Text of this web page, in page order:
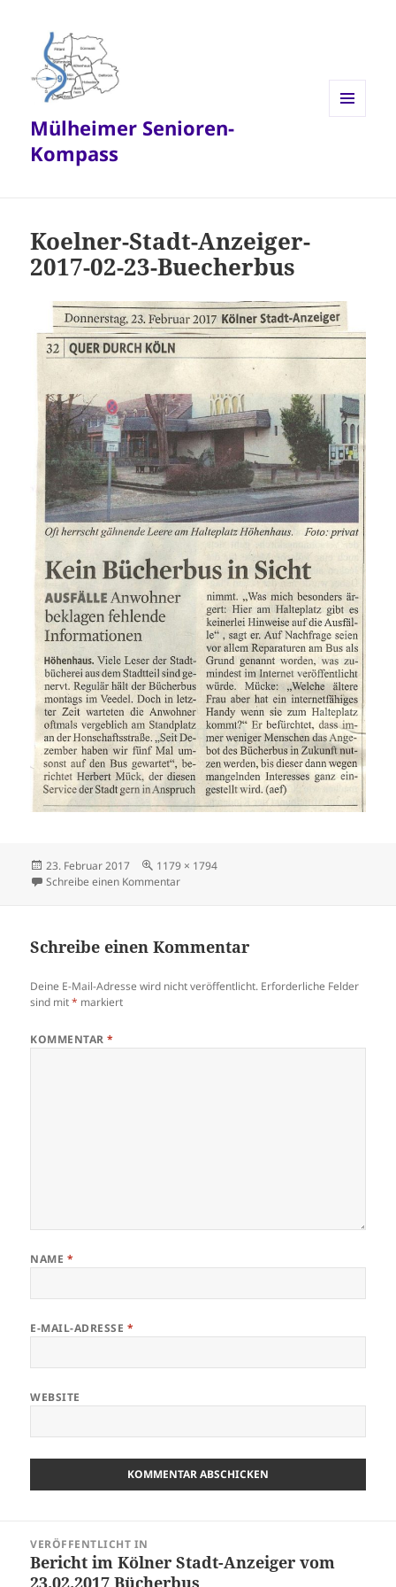
Mülheimer Senioren-
Kompass
Koelner-Stadt-Anzeiger-
2017-02-23-Buecherbus
Veröffentlicht
am
23. Februar 2017
Volle
Größe
1179 × 1794
Schreibe einen Kommentarzu Koelner-Stadt-Anzeiger-2017-02-23-
Schreibe einen Kommentar
Deine E-Mail-Adresse wird nicht veröffentlicht. Erforderliche Felder
sind mit* markiert
KOMMENTAR*
NAME *
E-MAIL-ADRESSE *
WEBSITE
VERÖFFENTLICHT IN
Bericht im Kölner Stadt-Anzeiger vom
23.02.2017 Bücherbus